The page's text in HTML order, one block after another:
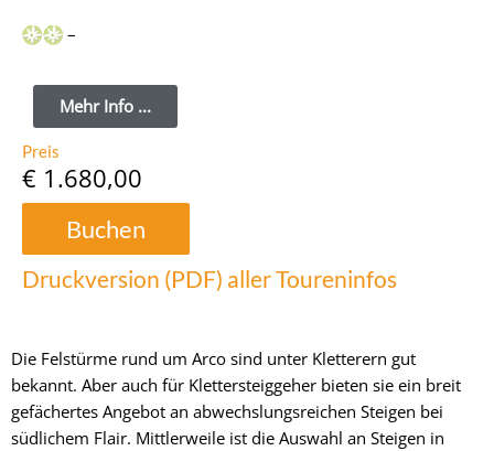
–
Mehr Info ...
Preis
€ 1.680,00
Buchen
Druckversion (PDF) aller Toureninfos
Die Felstürme rund um Arco sind unter Kletterern gut
bekannt. Aber auch für Klettersteiggeher bieten sie ein breit
gefächertes Angebot an abwechslungsreichen Steigen bei
südlichem Flair. Mittlerweile ist die Auswahl an Steigen in